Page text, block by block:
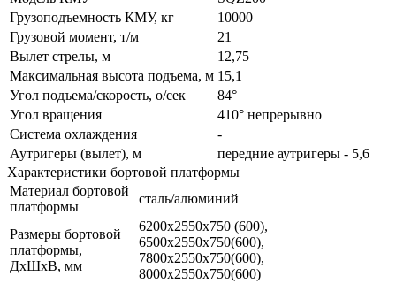
Грузоподъемность КМУ, кг
10000
Грузовой момент, т/м
21
Вылет стрелы, м
12,75
Максимальная высота подъема, м 15,1
Угол подъема/скорость, о/сек
84°
Угол вращения
410° непрерывно
Система охлаждения
-
Аутригеры (вылет), м
передние аутригеры - 5,6
Характеристики бортовой платформы
Материал бортовой
платформы
сталь/алюминий
Размеры бортовой
платформы,
ДхШхВ, мм
6200х2550х750 (600),
6500х2550х750(600),
7800х2550х750(600),
8000х2550х750(600)